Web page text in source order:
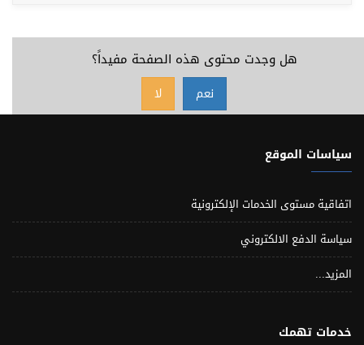
هل وجدت محتوى هذه الصفحة مفيداً؟
نعم لا
سياسات الموقع
اتفاقية مستوى الخدمات الإلكترونية
سياسة الدفع الالكتروني
المزيد...
خدمات تهمك